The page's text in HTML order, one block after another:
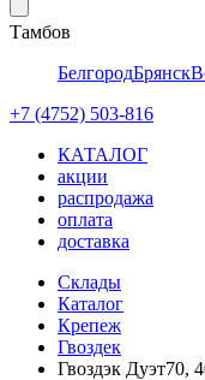
Тамбов
БелгородБрянск
+7 (4752) 503-816
КАТАЛОГ
акции
распродажа
оплата
доставка
Склады
Каталог
Крепеж
Гвоздек
Гвоздэк Дуэт70,